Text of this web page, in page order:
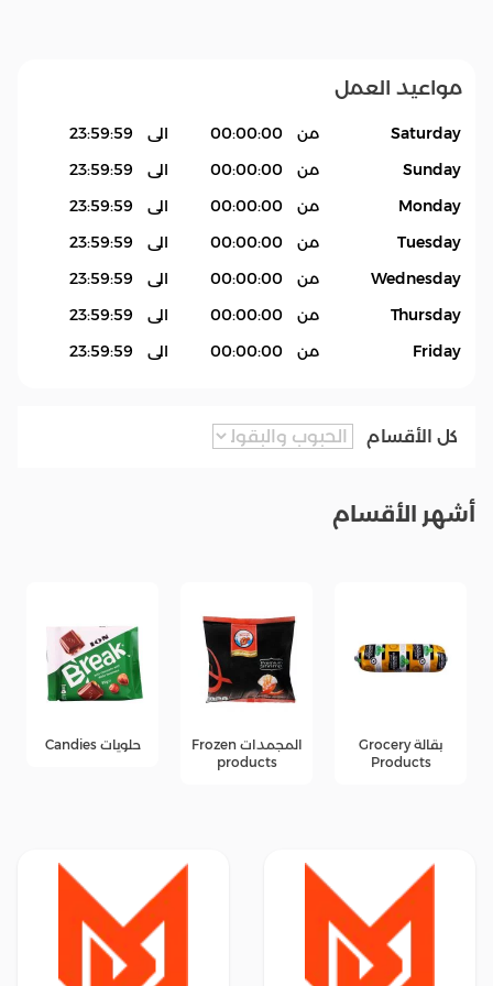
مواعيد العمل
Saturday من 00:00:00 الى
23:59:59
Sunday
من 00:00:00 الى
23:59:59
Monday
من 00:00:00 الى
23:59:59
Tuesday
من 00:00:00 الى
23:59:59
Wednesday
من 00:00:00 الى
23:59:59
Thursday
من 00:00:00 الى
23:59:59
Friday
من 00:00:00 الى 23:59:59
كل الأقسام
أشهر الأقسام
بقالة Grocery
المجمدات Frozen
حلويات Candies